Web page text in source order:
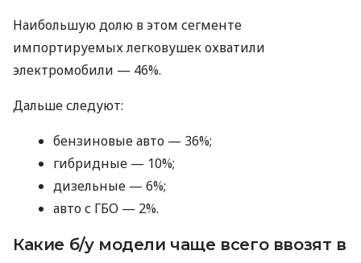
Наибольшую долю в этом сегменте
импортируемых легковушек охватили
электромобили — 46%.
Дальше следуют:
бензиновые авто — 36%;
гибридные — 10%;
дизельные — 6%;
авто с ГБО — 2%.
Какие б/у модели чаще всего ввозят в